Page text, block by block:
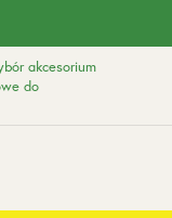
akcesorium
do